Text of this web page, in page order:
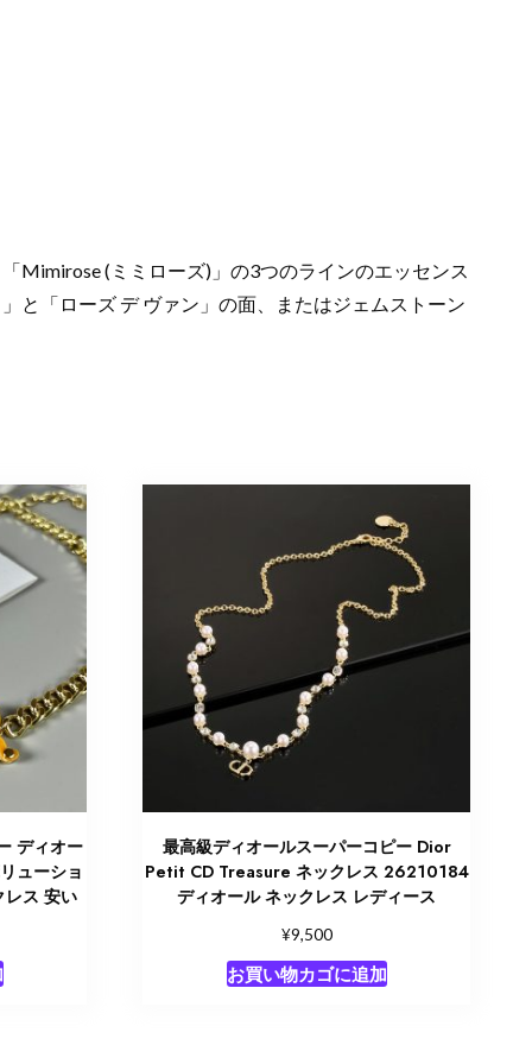
Mimirose (ミミローズ)」の3つのラインのエッセンス
と「ローズ デ ヴァン」の面、またはジェムストーン
ディオー
ューショ
ス 安い
最高級ディオールスーパーコピー Dior
Petit CD Treasure ネックレス 26210184
ディオール ネックレス レディース
¥9,500
お買い物カゴに追加